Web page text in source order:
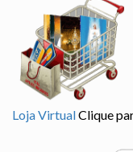
Loja VirtualClique